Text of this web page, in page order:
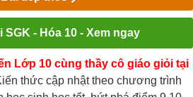
SGK - Hóa 10 - Xem ngay
Lớp 10 cùng thầy cô giáo giỏi tại
thức cập nhật theo chương trình